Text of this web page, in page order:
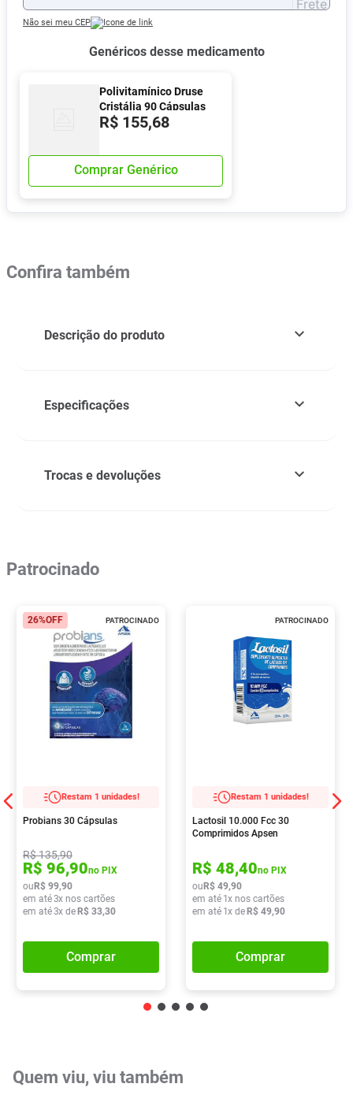
Não sei meu CEP
Genéricos desse medicamento
Polivitamínico Druse
Cristália 90 Cápsulas
R$ 155,68
Comprar Genérico
Confira também
Descrição do produto
Especificações
Trocas e devoluções
Patrocinado
PATROCINADO
26%OFF
Restam 1 unidades!
Probians 30 Cápsulas
R$135,90
R$ 96,90no PIX
ou R$ 99,90
em até3x nos cartões
em até3x de R$ 33,30
Comprar
PATROCINADO
Restam 1 unidades!
Lactosil 10.000 Fcc 30
Comprimidos Apsen
R$ 48,40no PIX
ou R$ 49,90
em até 1x nos cartões
em até 1x de R$ 49,90
Comprar
Quem viu, viu também